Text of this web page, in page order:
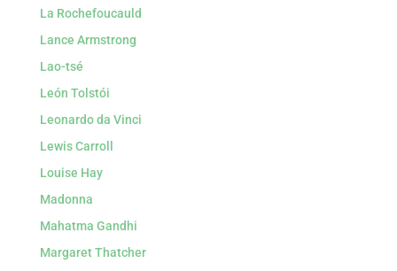
La Rochefoucauld
Lance Armstrong
Lao-tsé
León Tolstói
Leonardo da Vinci
Lewis Carroll
Louise Hay
Madonna
Mahatma Gandhi
Margaret Thatcher